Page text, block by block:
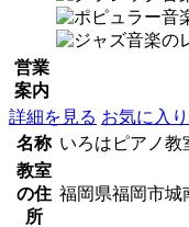
営業
案内
詳細を見る お気に入
名称 いろはピアノ教
教室
の住
所
福岡県福岡市城